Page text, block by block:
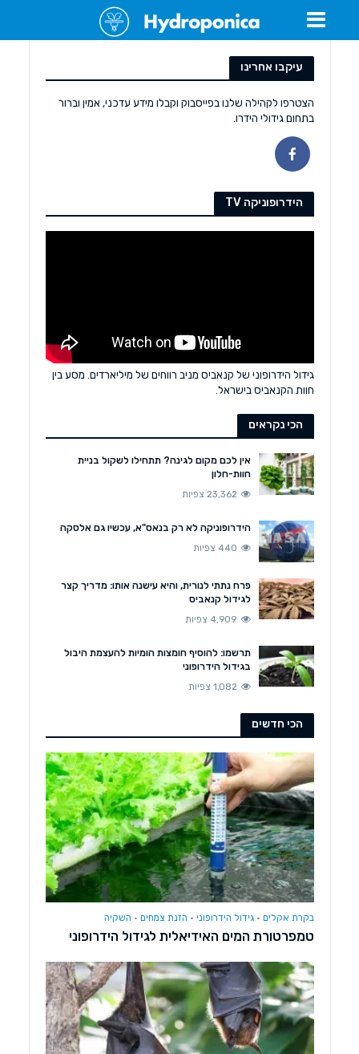
עיקבו אחרינו
הצטרפו לקהילה שלנו בפייסבוק וקבלו מידע עדכני, אמין וברור
בתחום גידולי הידרו.
הידרופוניקה TV
גידול הידרופוני של קנאביס מניב רווחים של מיליארדים. מסע בין
חוות הקנאביס בישראל.
הכי נקראים
אין לכם מקום לגינה? תתחילו לשקול בניית
חוות-חלון
23,362 צפיות
הידרופוניקה לא רק בנאס"א, עכשיו גם אלסקה
440 צפיות
פרח נתתי לנורית, והיא עישנה אותו: מדריך קצר
לגידול קנאביס
4,909 צפיות
תרשמו: להוסיף חומצות הומיות להעצמת היבול
בגידול הידרופוני
1,082 צפיות
הכי חדשים
בקרת אקלים • גידול הידרופוני • הזנת צמחים • השקיה
טמפרטורת המים האידיאלית לגידול הידרופוני